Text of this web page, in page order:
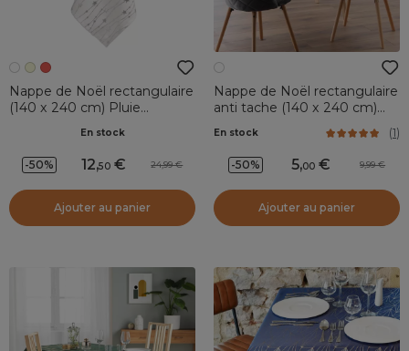
Nappe de Noël rectangulaire
(140 x 240 cm) Pluie
En stock
-50% 12,50 24,99
Ajouter au panier
Nappe de Noël rectangulaire
anti tache (140 x 240 cm)
En stock (1)
-50% 5,00 9,99
Ajouter au panier